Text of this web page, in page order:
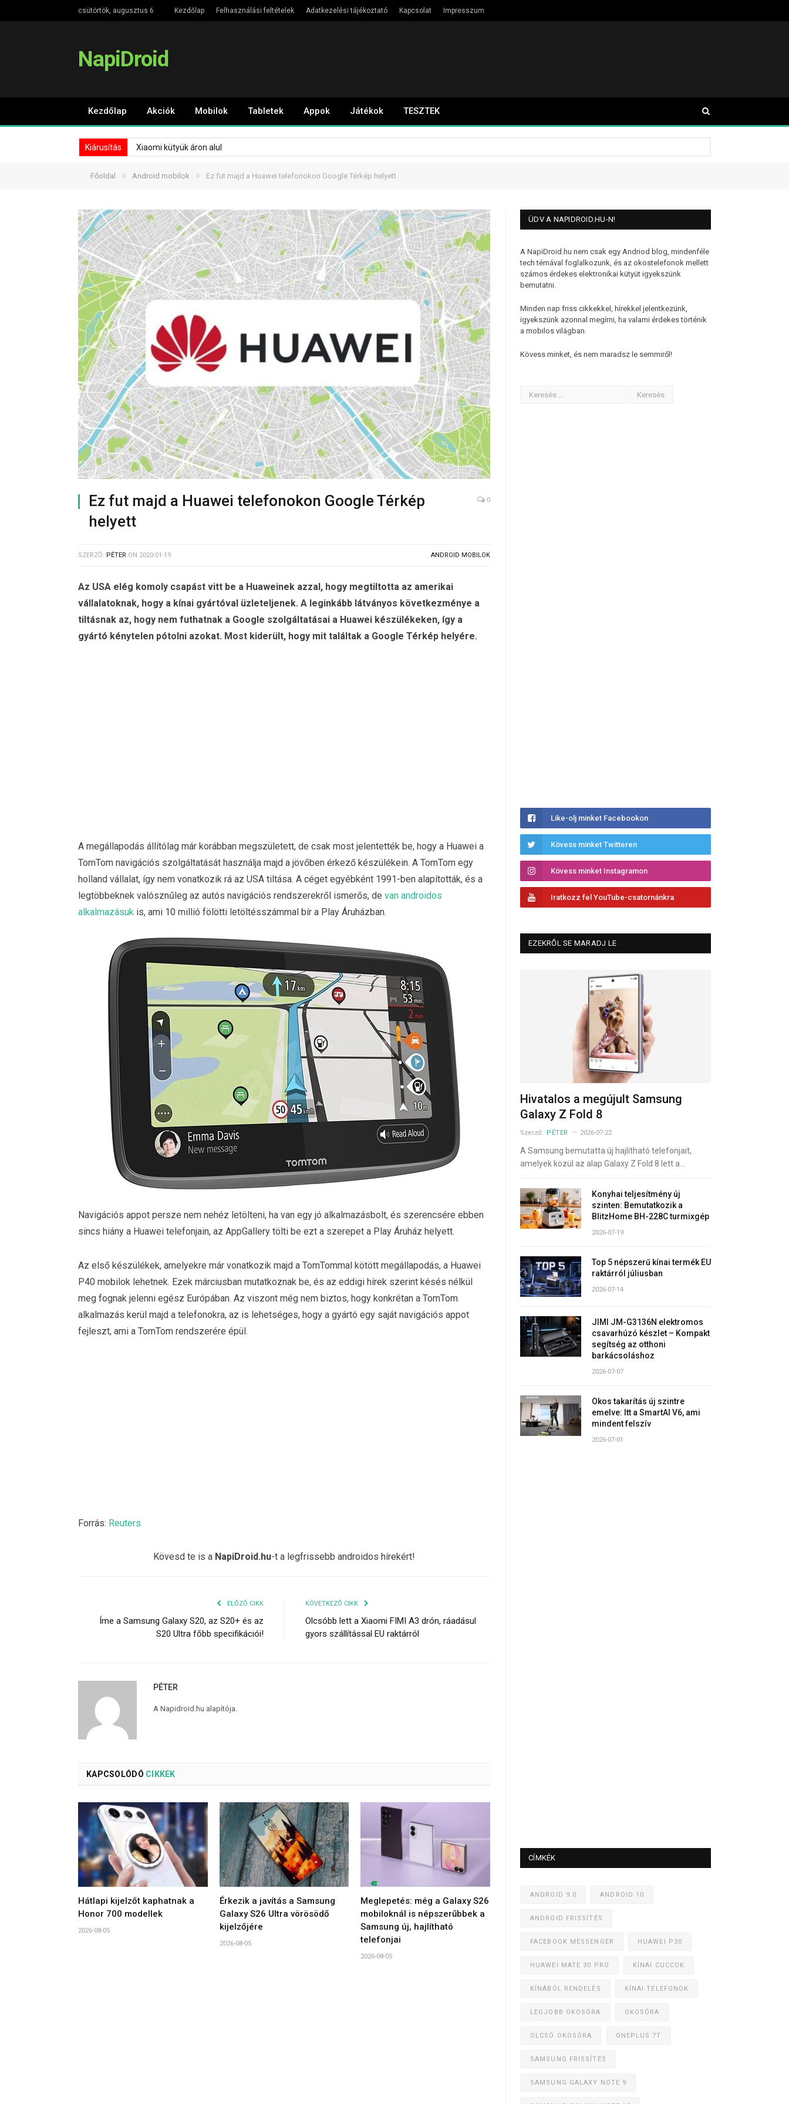
csütörtök, augusztus 6 Kezdőlap Felhasználási feltételek Adatkezelési tájékoztató Kapcsolat Impresszum
NapiDroid
Kezdőlap Akciók Mobilok Tabletek Appok Játékok TESZTEK
Kiárusítás Xiaomi kütyük áron alul
Főoldal » Android mobilok » Ez fut majd a Huawei telefonokon Google Térkép helyett
Ez fut majd a Huawei telefonokon Google Térkép
helyett
0
SZERZŐ: PÉTER ON 2020-01-19 ANDROID MOBILOK
Az USA elég komoly csapást vitt be a Huaweinek azzal, hogy megtiltotta az amerikai
vállalatoknak, hogy a kínai gyártóval üzleteljenek. A leginkább látványos következménye a
tiltásnak az, hogy nem futhatnak a Google szolgáltatásai a Huawei készülékeken, így a
gyártó kénytelen pótolni azokat. Most kiderült, hogy mit találtak a Google Térkép helyére.
A megállapodás állítólag már korábban megszületett, de csak most jelentették be, hogy a Huawei a
TomTom navigációs szolgáltatását használja majd a jövőben érkező készülékein. A TomTom egy
holland vállalat, így nem vonatkozik rá az USA tiltása. A céget egyébként 1991-ben alapították, és a
legtöbbeknek valósznűleg az autós navigációs rendszerekről ismerős, de van androidos
alkalmazásuk is, ami 10 millió fölötti letöltésszámmal bír a Play Áruházban.
Navigációs appot persze nem nehéz letölteni, ha van egy jó alkalmazásbolt, és szerencsére ebben
sincs hiány a Huawei telefonjain, az AppGallery tölti be ezt a szerepet a Play Áruház helyett.
Az első készülékek, amelyekre már vonatkozik majd a TomTommal kötött megállapodás, a Huawei
P40 mobilok lehetnek. Ezek márciusban mutatkoznak be, és az eddigi hírek szerint késés nélkül
meg fognak jelenni egész Európában. Az viszont még nem biztos, hogy konkrétan a TomTom
alkalmazás kerül majd a telefonokra, az is lehetséges, hogy a gyártó egy saját navigációs appot
fejleszt, ami a TomTom rendszerére épül.
Forrás: Reuters
Kövesd te is a NapiDroid.hu-t a legfrissebb androidos hírekért!
ELŐZŐ CIKK
Íme a Samsung Galaxy S20, az S20+ és az
S20 Ultra főbb specifikációi!
KÖVETKEZŐ CIKK
Olcsóbb lett a Xiaomi FIMI A3 drón, ráadásul
gyors szállítással EU raktárról
PÉTER
A Napidroid.hu alapítója.
KAPCSOLÓDÓ CIKKEK
Hátlapi kijelzőt kaphatnak a
Honor 700 modellek
2026-08-05
Érkezik a javítás a Samsung
Galaxy S26 Ultra vörösödő
kijelzőjére
2026-08-05
Meglepetés: még a Galaxy S26
mobiloknál is népszerűbbek a
Samsung új, hajlítható
telefonjai
2026-08-05
ÜDV A NAPIDROID.HU-N!
A NapiDroid.hu nem csak egy Andriod blog, mindenféle
tech témával foglalkozunk, és az okostelefonok mellett
számos érdekes elektronikai kütyüt igyekszünk
bemutatni.
Minden nap friss cikkekkel, hírekkel jelentkezünk,
igyekszünk azonnal megírni, ha valami érdekes történik
a mobilos világban.
Kövess minket, és nem maradsz le semmiről!
Like-olj minket Facebookon
Kövess minket Twitteren
Kövess minket Instagramon
Iratkozz fel YouTube-csatornánkra
EZEKRŐL SE MARADJ LE
Hivatalos a megújult Samsung
Galaxy Z Fold 8
Szerző: PÉTER 2026-07-22
A Samsung bemutatta új hajlítható telefonjait,
amelyek közül az alap Galaxy Z Fold 8 lett a…
Konyhai teljesítmény új
szinten: Bemutatkozik a
BlitzHome BH-228C turmixgép
2026-07-19
Top 5 népszerű kínai termék EU
raktárról júliusban
2026-07-14
JIMI JM-G3136N elektromos
csavarhúzó készlet – Kompakt
segítség az otthoni
barkácsoláshoz
2026-07-07
Okos takarítás új szintre
emelve: Itt a SmartAI V6, ami
mindent felszív
2026-07-01
CÍMKÉK
ANDROID 9.0 ANDROID 10
ANDROID FRISSÍTÉS
FACEBOOK MESSENGER HUAWEI P30
HUAWEI MATE 30 PRO KÍNAI CUCCOK
KÍNÁBÓL RENDELÉS KÍNAI TELEFONOK
LEGJOBB OKOSÓRA OKOSÓRA
OLCSÓ OKOSÓRA ONEPLUS 7T
SAMSUNG FRISSÍTÉS
SAMSUNG GALAXY NOTE 9